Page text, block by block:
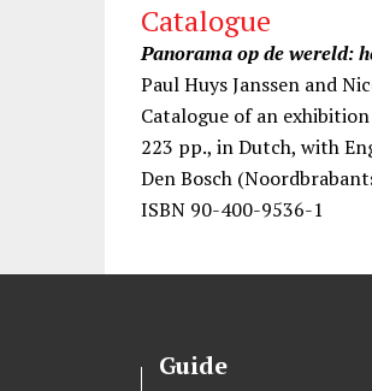
Catalogue
Panorama op de wereld:
Paul Huys Janssen and
Catalogue of an
223 pp., in Dutch, with
Den Bosch
ISBN 90-400-9536-1
Guide